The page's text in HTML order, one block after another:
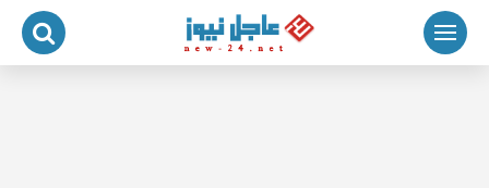
التجاوز
المحتوى